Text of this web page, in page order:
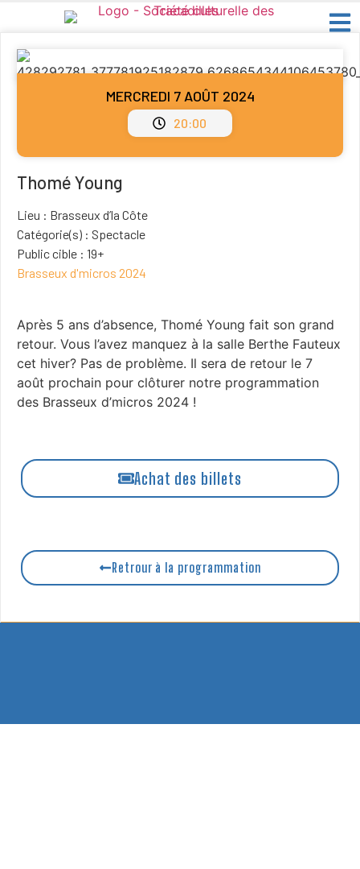
MERCREDI 7 AOÛT 2024
20:00
Thomé Young
Lieu : Brasseux d’la Côte
Catégorie(s) : Spectacle
Public cible : 19+
Brasseux d'micros 2024
Après 5 ans d’absence, Thomé Young fait son grand
retour. Vous l’avez manquez à la salle Berthe Fauteux
cet hiver? Pas de problème. Il sera de retour le 7
août prochain pour clôturer notre programmation
des Brasseux d’micros 2024 !
Achat des billets
Retrour à la programmation